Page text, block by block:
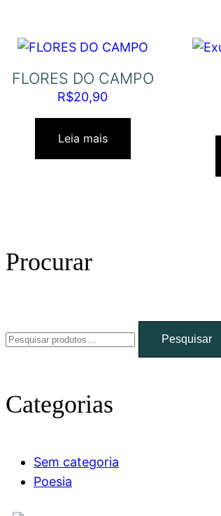
FLORES DO CAMPO
R$20,90
Leia mais
Procurar
Pesquisar
Categorias
Sem categoria
Poesia